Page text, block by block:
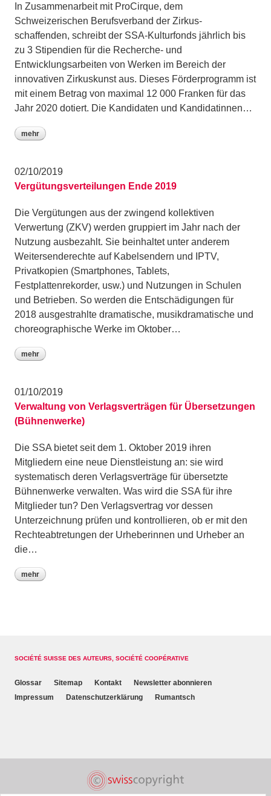
In Zusammenarbeit mit ProCirque, dem
Schweizerischen Berufsverband der Zirkus-
schaffenden, schreibt der SSA-Kulturfonds jährlich bis
zu 3 Stipendien für die Recherche- und
Entwicklungsarbeiten von Werken im Bereich der
innovativen Zirkuskunst aus. Dieses Förderprogramm ist
mit einem Betrag von maximal 12 000 Franken für das
Jahr 2020 dotiert. Die Kandidaten und Kandidatinnen…
mehr
02/10/2019
Vergütungsverteilungen Ende 2019
Die Vergütungen aus der zwingend kollektiven
Verwertung (ZKV) werden gruppiert im Jahr nach der
Nutzung ausbezahlt. Sie beinhaltet unter anderem
Weitersenderechte auf Kabelsendern und IPTV,
Privatkopien (Smartphones, Tablets,
Festplattenrekorder, usw.) und Nutzungen in Schulen
und Betrieben. So werden die Entschädigungen für
2018 ausgestrahlte dramatische, musikdramatische und
choreographische Werke im Oktober…
mehr
01/10/2019
Verwaltung von Verlagsverträgen für Übersetzungen
(Bühnenwerke)
Die SSA bietet seit dem 1. Oktober 2019 ihren
Mitgliedern eine neue Dienstleistung an: sie wird
systematisch deren Verlagsverträge für übersetzte
Bühnenwerke verwalten. Was wird die SSA für ihre
Mitglieder tun? Den Verlagsvertrag vor dessen
Unterzeichnung prüfen und kontrollieren, ob er mit den
Rechteabtretungen der Urheberinnen und Urheber an
die…
mehr
SOCIÉTÉ SUISSE DES AUTEURS, SOCIÉTÉ COOPÉRATIVE
Glossar Sitemap Kontakt
Newsletter abonnieren
Impressum
Datenschutzerklärung Rumantsch